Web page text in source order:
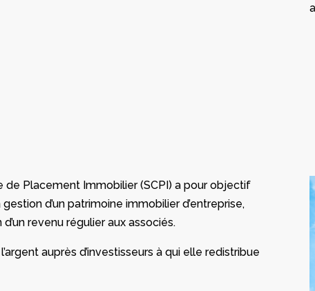
de Placement Immobilier (SCPI) a pour objectif
gestion d’un patrimoine immobilier d’entreprise,
revenu régulier aux associés.
auprès d’investisseurs à qui elle redistribue